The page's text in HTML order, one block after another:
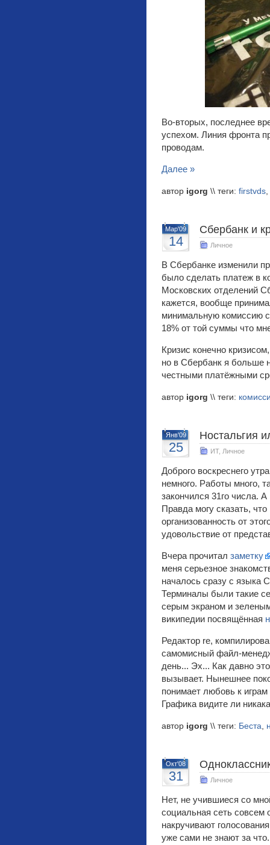
Во-вторых, последнее
успехом. Линия фронта
проводам.
Далее »
автор igorg \\ теги: firstvds,
Мар'09
14
Сбербанк и
Личное
В Сбербанке изменили
было сделать платеж в
Московских отделений
кажется, вообще
минимальную комиссию
18% от той суммы что
Кризис конечно
но в Сбербанк я больше
честными платёжными
автор igorg \\ теги:
Янв'09
25
Ностальгия
ИТ, Личное
Доброго воскреснего
немного. Работы много,
закончился 31го числа.
Правда могу сказать,
организованность от
удовольствие от
Вчера прочитал заметку
меня серьезное
началось сразу с языка
Терминалы были такие
серым экраном и
википедии посвящённая
Редактор re,
самомисный файл-
день... Эх... Как давно
вызывает. Нынешнее
понимает любовь к
Графика видите ли
автор igorg \\ теги: Беста,
Окт'08
31 Личное
Нет, не учившиеся со
социальная сеть совсем
накручивают
уже сами не знают за что.